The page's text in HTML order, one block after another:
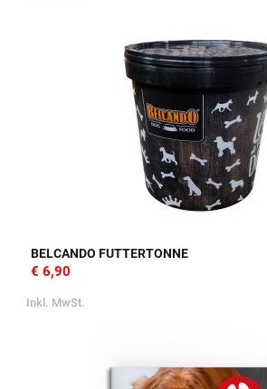
BELCANDO FUTTERTONNE
€ 6,90
Inkl. MwSt.